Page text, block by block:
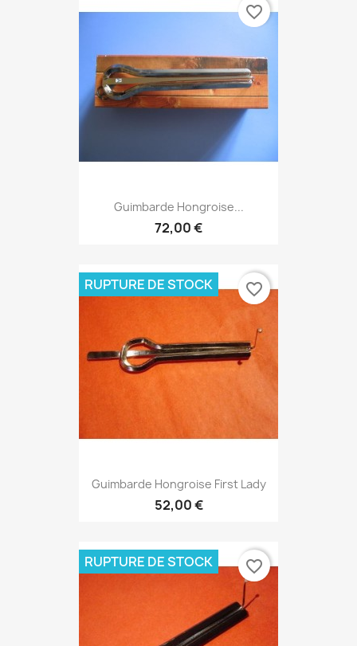
Guimbarde Hongroise...
72,00 €
favorite_border
Guimbarde Hongroise First Lady
52,00 €
RUPTURE DE STOCK favorite_border
RUPTURE DE STOCK favorite_border